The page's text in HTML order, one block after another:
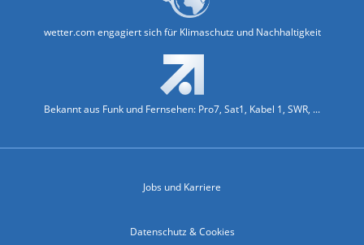
wetter.com engagiert sich für Klimaschutz und Nachhaltigkeit
Bekannt aus Funk und Fernsehen: Pro7, Sat1, Kabel 1, SWR, ...
Jobs und Karriere
Datenschutz & Cookies